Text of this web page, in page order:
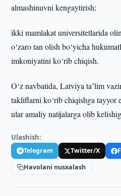
almashinuvni kengaytirish;
ikki mamlakat universitetlarida
o‘zaro tan olish bo‘yicha
imkoniyatini ko‘rib chiqish.
O‘z navbatida, Latviya taʼlim
takliflarni ko‘rib chiqishga tayyor
ular amaliy natijalarga olib
Ulashish:
Telegram Twitter/X
Havolani nusxalash